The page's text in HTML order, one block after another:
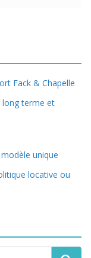
Fack & Chapelle
long terme et
unique
locative ou